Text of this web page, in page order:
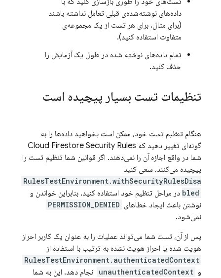
داده‌های نوشته‌شده‌ی قبلی تعامل نداشته باشند
(برای مثال، برای هر تست از یک مجموعه‌ی
متفاوت استفاده کنید).
تمام داده‌های نوشته شده در طول یک آزمایش را
حذف کنید.
تنظیمات تست بسیار پیچیده است
هنگام تنظیم تست خود، ممکن است بخواهید داده‌ها را به
گونه‌ای تغییر دهید که
Cloud Firestore Security Rules
شما در واقع اجازه آن را نمی‌دهند. اگر قوانین شما تنظیم تست را
پیچیده می‌کنند، سعی کنید
RulesTestEnvironment.withSecurityRulesDisa
bled در مراحل تنظیم خود استفاده کنید، بنابراین خواندن و
نوشتن باعث ایجاد خطاهای PERMISSION_DENIED
نمی‌شود.
پس از آن، تست شما می‌تواند عملیات را به عنوان یک کاربر احراز
هویت شده یا احراز هویت نشده به ترتیب با استفاده از
RulesTestEnvironment.authenticatedContext
و unauthenticatedContext انجام دهد. این به شما